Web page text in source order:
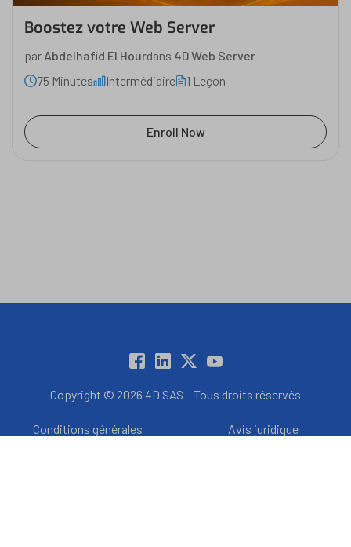
Boostez votre Web Server
par Abdelhafid El Hourdans 4D Web Server
75 Minutes
Intermédiaire 1 Leçon
Enroll Now
Copyright © 2026 4D SAS – Tous droits réservés
Conditions générales
Avis juridique